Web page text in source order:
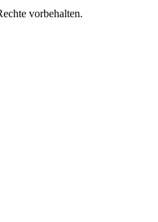
vorbehalten.